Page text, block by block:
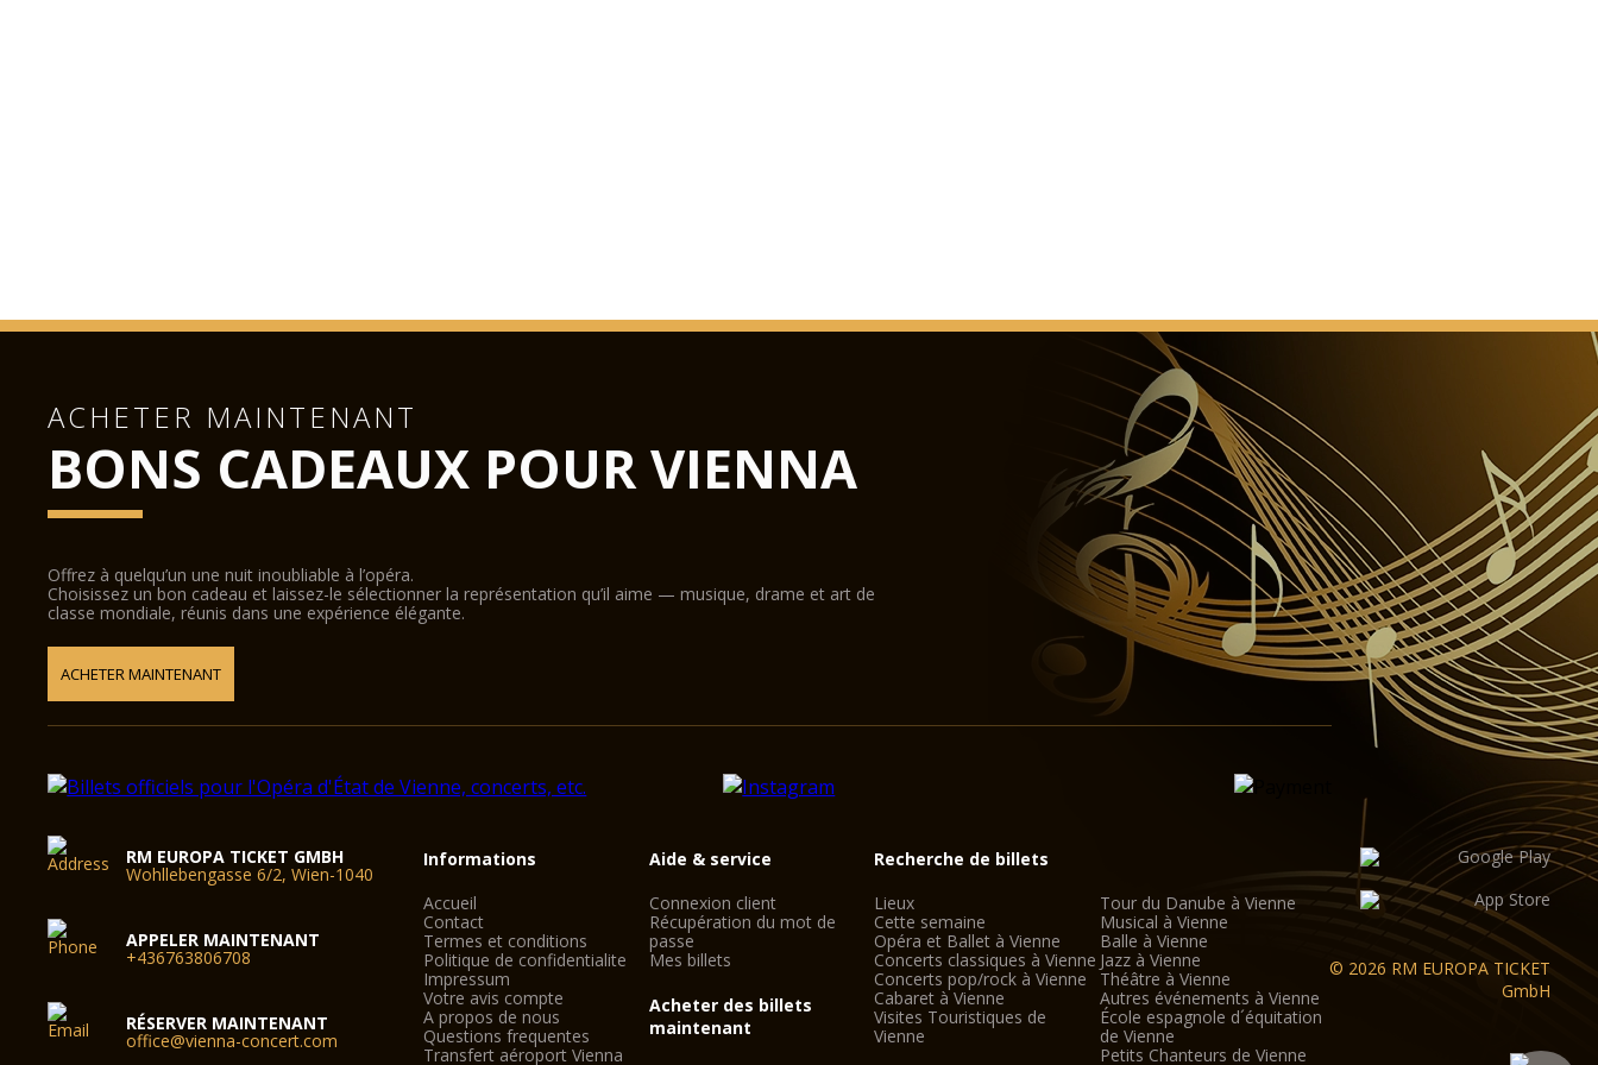
événements allant des concerts aux banquets de luxe, l'Hôtel / Magna
Auditorium verre n'est pas seulement le plus grand des quatre nouvelles
salles du Musikverein mais aussi le plus souple en termes d'utilisation.
Podiums Hub permettent la transformation en douceur de la salle de
concert dans un centre de conférences, le cinéma dans une salle de bal, ou
la scène dans un défilé. Équipements state-of-the-art pour le son,
l'éclairage, la vidéo et la projection numérique grand écran offrent les
conditions idéales pour les productions demi-scénique.
Le Hall / Magna Auditorium de verre a été conçu par l'architecte viennois
Wilhelm Holzbauer. Avec une hauteur de 8 mètres, la salle (y compris la
galerie) peut accueillir jusqu'à 380 visiteurs.
ACHETER MAINTENANT
BONS CADEAUX POUR VIENNA
Offrez à quelqu’un une nuit inoubliable à l’opéra.
Choisissez un bon cadeau et laissez-le sélectionner la représentation qu’il aime — musique, drame et art de
classe mondiale, réunis dans une expérience élégante.
ACHETER MAINTENANT
RM EUROPA TICKET GMBH
Wohllebengasse 6/2, Wien-1040
APPELER MAINTENANT
+436763806708
RÉSERVER MAINTENANT
office@vienna-concert.com
Informations
Accueil
Contact
Termes et conditions
Politique de confidentialite
Impressum
Votre avis compte
A propos de nous
Questions frequentes
Transfert aéroport Vienna
Aide & service
Connexion client
Récupération du mot de
passe
Mes billets
Acheter des billets
maintenant
Recherche de billets
Lieux
Cette semaine
Opéra et Ballet à Vienne
Concerts classiques à Vienne
Concerts pop/rock à Vienne
Cabaret à Vienne
Visites Touristiques de
Vienne
Tour du Danube à Vienne
Musical à Vienne
Balle à Vienne
Jazz à Vienne
Théâtre à Vienne
Autres événements à Vienne
École espagnole d´équitation
de Vienne
Petits Chanteurs de Vienne
© 2026 RM EUROPA TICKET
GmbH